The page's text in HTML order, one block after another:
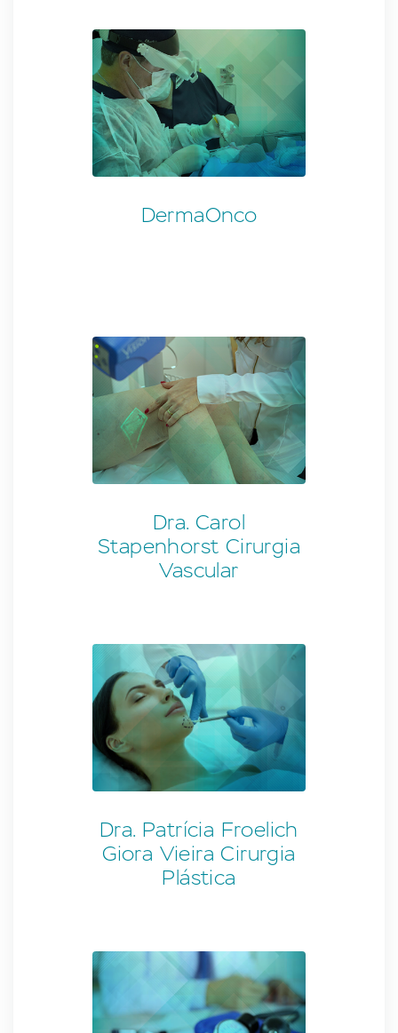
DermaOnco
Dra. Carol
Stapenhorst Cirurgia
Vascular
Dra. Patrícia Froelich
Giora Vieira Cirurgia
Plástica